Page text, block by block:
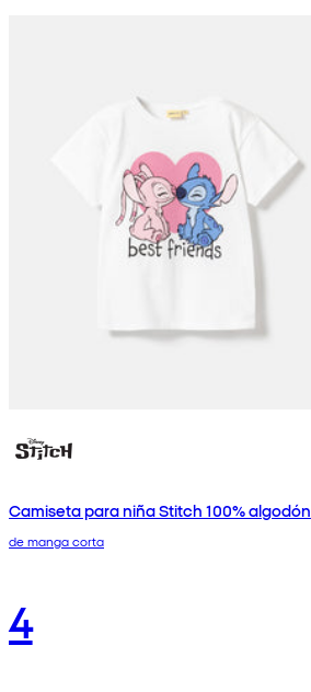
Camiseta para niña Stitch 100% algodón
de manga corta
4